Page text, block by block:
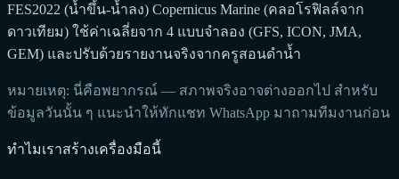
FES2022 (น้ำขึ้น-น้ำลง) Copernicus Marine (คลอโรฟิลล์จาก
ดาวเทียม) ใช้ค่าเฉลี่ยจาก 4 แบบจำลอง (GFS, ICON, JMA,
GEM) และปรับด้วยรายงานจริงจากครูสอนดำน้ำ
หมายเหตุ: นี่คือพยากรณ์ — สภาพจริงอาจต่างออกไป สำหรับ
ข้อมูลวันนั้น ๆ แนะนำให้ทักแชท WhatsApp มาถามทีมงานก่อน
ทำไมเราสร้างเครื่องมือนี้